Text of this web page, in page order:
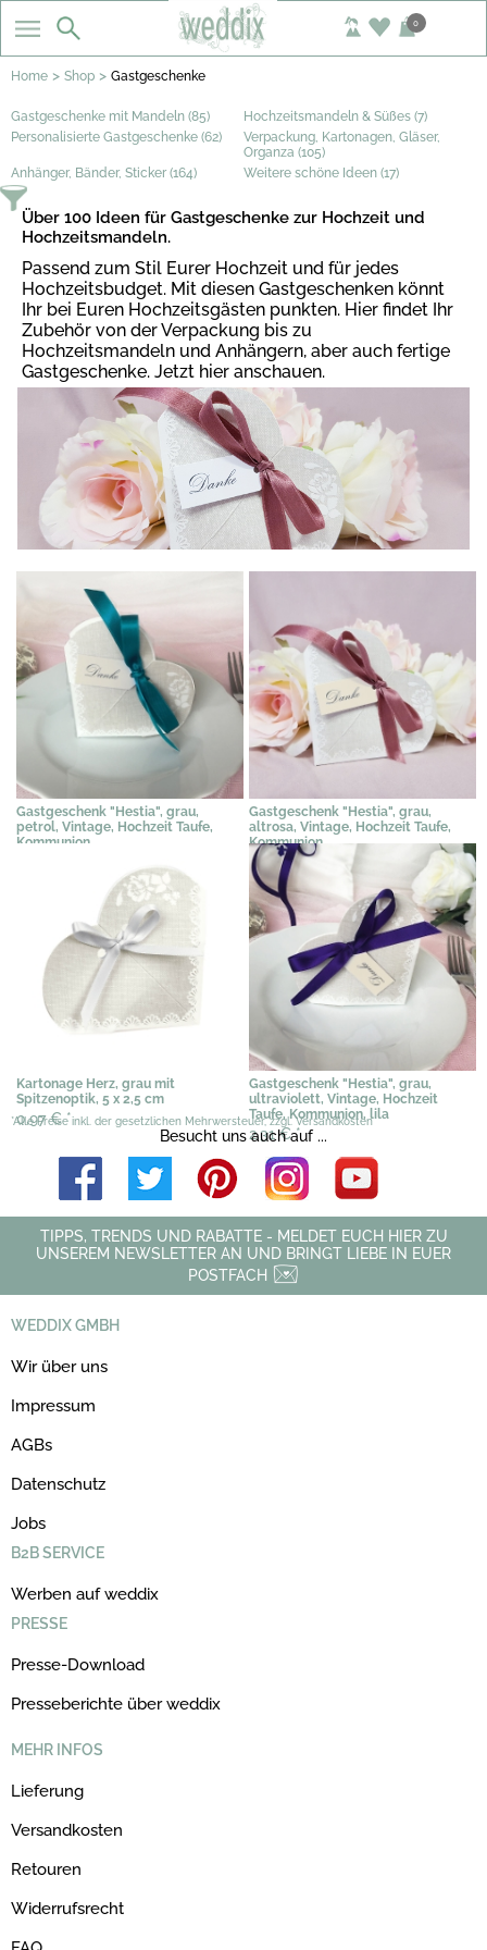
0
Home > Shop > Gastgeschenke
Gastgeschenke mit Mandeln (85)
Hochzeitsmandeln & Süßes (7)
Personalisierte Gastgeschenke (62)
Verpackung, Kartonagen, Gläser,
Organza (105)
Anhänger, Bänder, Sticker (164)
Weitere schöne Ideen (17)
Über 100 Ideen für Gastgeschenke zur Hochzeit und
Hochzeitsmandeln.
Passend zum Stil Eurer Hochzeit und für jedes
Hochzeitsbudget. Mit diesen Gastgeschenken könnt
Ihr bei Euren Hochzeitsgästen punkten. Hier findet Ihr
Zubehör von der Verpackung bis zu
Hochzeitsmandeln und Anhängern, aber auch fertige
Gastgeschenke. Jetzt hier anschauen.
Gastgeschenk "Hestia", grau,
petrol, Vintage, Hochzeit Taufe,
Kommunion
Gastgeschenk "Hestia", grau,
altrosa, Vintage, Hochzeit Taufe,
Kommunion
2,31 € *
Kartonage Herz, grau mit
Spitzenoptik, 5 x 2,5 cm
0,97 €*
Gastgeschenk "Hestia", grau,
ultraviolett, Vintage, Hochzeit
Taufe, Kommunion, lila
2,31 €*
*Alle Preise inkl. der gesetzlichen Mehrwersteuer, zzgl. Versandkosten
Besucht uns auch auf ...
TIPPS, TRENDS UND RABATTE - MELDET EUCH HIER ZU
UNSEREM NEWSLETTER AN UND BRINGT LIEBE IN EUER
POSTFACH
WEDDIX GMBH
Wir über uns
Impressum
AGBs
Datenschutz
Jobs
B2B SERVICE
Werben auf weddix
PRESSE
Presse-Download
Presseberichte über weddix
MEHR INFOS
Lieferung
Versandkosten
Retouren
Widerrufsrecht